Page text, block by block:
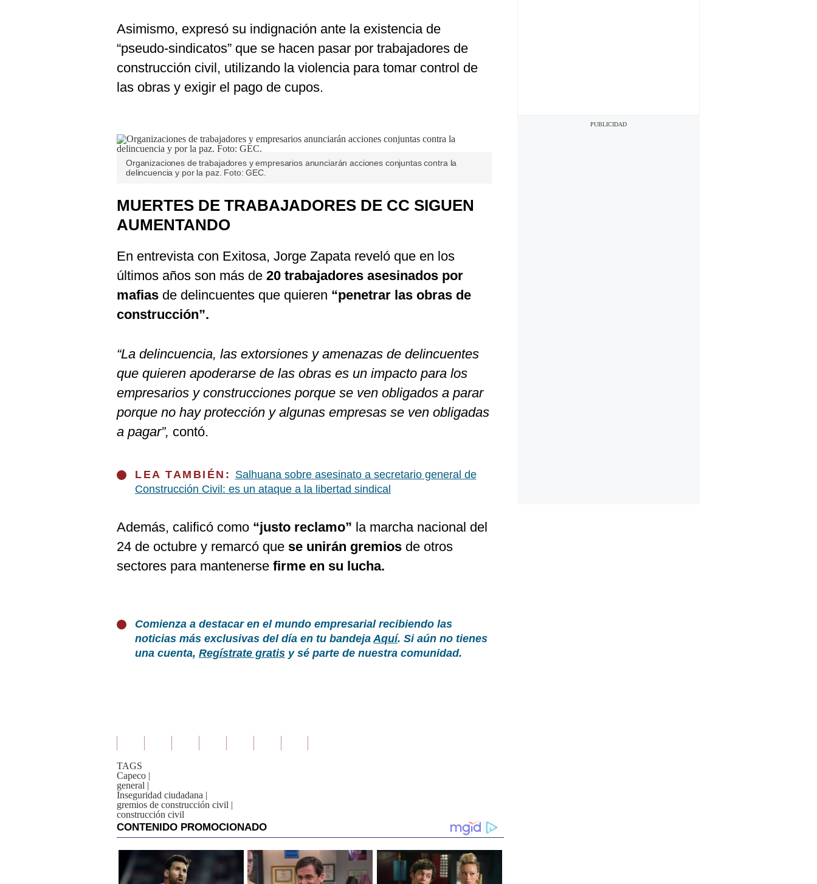
Asimismo, expresó su indignación ante la existencia de
“pseudo-sindicatos” que se hacen pasar por trabajadores de
construcción civil, utilizando la violencia para tomar control de
las obras y exigir el pago de cupos.
Organizaciones de trabajadores y empresarios anunciarán acciones conjuntas contra la
delincuencia y por la paz. Foto: GEC.
MUERTES DE TRABAJADORES DE CC SIGUEN
AUMENTANDO
En entrevista con Exitosa, Jorge Zapata reveló que en los
últimos años son más de 20 trabajadores asesinados por
mafias de delincuentes que quieren “penetrar las obras de
construcción”.
“La delincuencia, las extorsiones y amenazas de delincuentes
que quieren apoderarse de las obras es un impacto para los
empresarios y construcciones porque se ven obligados a parar
porque no hay protección y algunas empresas se ven obligadas
a pagar”, contó.
LEA TAMBIÉN: Salhuana sobre asesinato a secretario general de
Construcción Civil: es un ataque a la libertad sindical
Además, calificó como “justo reclamo” la marcha nacional del
24 de octubre y remarcó que se unirán gremios de otros
sectores para mantenerse firme en su lucha.
Comienza a destacar en el mundo empresarial recibiendo las
noticias más exclusivas del día en tu bandejaAquí. Si aún no tienes
una cuenta, Regístrate gratis y sé parte de nuestra comunidad.
TAGS
Capeco |
general |
Inseguridad ciudadana |
gremios de construcción civil |
construcción civil